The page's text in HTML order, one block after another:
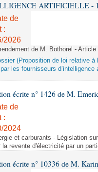
ARTIFICIELLE -
de
:
2026
de M. Bothorel - Article
(Proposition de loi relative à
les fournisseurs d’intelligence
écrite n° 1426 de M.
de
:
2024
et carburants - Législation
la revente d'électricité par un
écrite n° 10336 de M.